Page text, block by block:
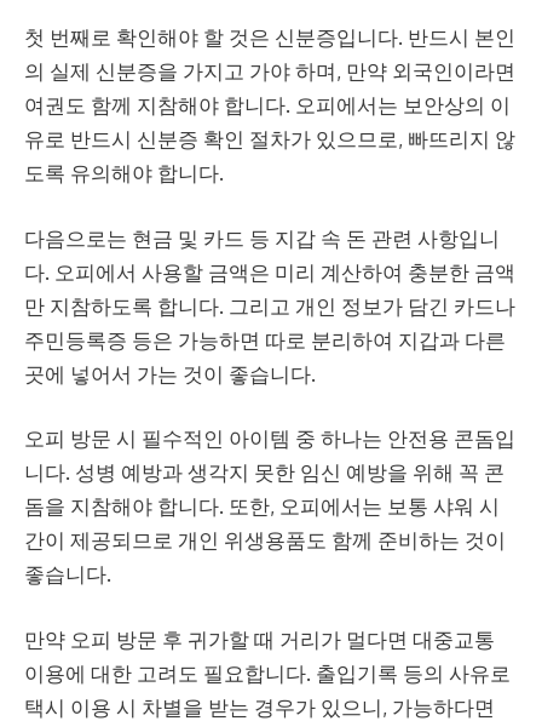
첫 번째로 확인해야 할 것은 신분증입니다. 반드시 본인
의 실제 신분증을 가지고 가야 하며, 만약 외국인이라면
여권도 함께 지참해야 합니다. 오피에서는 보안상의 이
유로 반드시 신분증 확인 절차가 있으므로, 빠뜨리지 않
도록 유의해야 합니다.
다음으로는 현금 및 카드 등 지갑 속 돈 관련 사항입니
다. 오피에서 사용할 금액은 미리 계산하여 충분한 금액
만 지참하도록 합니다. 그리고 개인 정보가 담긴 카드나
주민등록증 등은 가능하면 따로 분리하여 지갑과 다른
곳에 넣어서 가는 것이 좋습니다.
오피 방문 시 필수적인 아이템 중 하나는 안전용 콘돔입
니다. 성병 예방과 생각지 못한 임신 예방을 위해 꼭 콘
돔을 지참해야 합니다. 또한, 오피에서는 보통 샤워 시
간이 제공되므로 개인 위생용품도 함께 준비하는 것이
좋습니다.
만약 오피 방문 후 귀가할 때 거리가 멀다면 대중교통
이용에 대한 고려도 필요합니다. 출입기록 등의 사유로
택시 이용 시 차별을 받는 경우가 있으니, 가능하다면